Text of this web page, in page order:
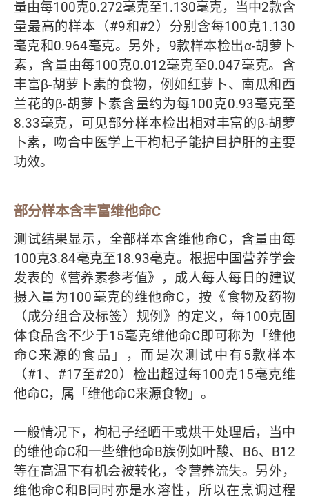
量由每100克0.272毫克至1.130毫克，当中2款含
量最高的样本（#9和#2）分别含每100克1.130
毫克和0.964毫克。另外，9款样本检出α-胡萝卜
素，含量由每100克0.012毫克至0.047毫克。含
丰富β-胡萝卜素的食物，例如红萝卜、南瓜和西
兰花的β-胡萝卜素含量约为每100克0.93毫克至
8.33毫克，可见部分样本检出相对丰富的β-胡萝
卜素，吻合中医学上干枸杞子能护目护肝的主要
功效。
部分样本含丰富维他命C
测试结果显示，全部样本含维他命C，含量由每
100克3.84毫克至18.93毫克。根据中国营养学会
发表的《营养素参考值》，成人每人每日的建议
摄入量为100毫克的维他命C，按《食物及药物
（成分组合及标签）规例》的定义，每100克固
体食品含不少于15毫克维他命C即可称为「维他
命C来源的食品」，而是次测试中有5款样本
（#1、#17至#20）检出超过每100克15毫克维
他命C，属「维他命C来源食物」。
一般情况下，枸杞子经晒干或烘干处理后，当中
的维他命C和一些维他命B族例如叶酸、B6、B12
等在高温下有机会被转化，令营养流失。另外，
维他命C和B同时亦是水溶性，所以在烹调过程